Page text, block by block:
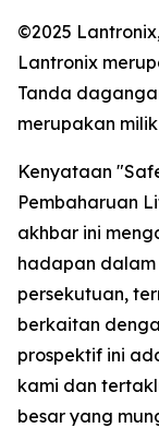
©2025
Lantronix
Tanda
merupakan
Kenyataan
Pembaharuan
akhbar ini
hadapan
persekutuan,
berkaitan
prospektif ini
kami dan
besar yang